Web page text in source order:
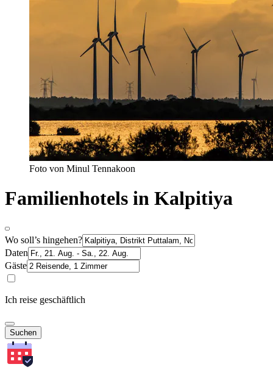
Foto von Minul Tennakoon
Familienhotels in Kalpitiya
Wo soll’s hingehen?
Daten
Gäste
Ich reise geschäftlich
Suchen